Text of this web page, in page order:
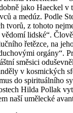
jako Haeckel v
a medúz. Podle
tvorů, z tohoto
lidské“.
řetězce, na
orgány“.
směsici
v kosmických
do spirituálního
Hilda Pollak
naší umělecké